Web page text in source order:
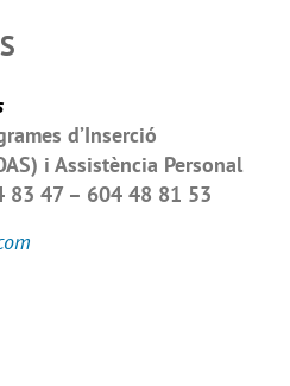
d’Inserció
i Assistència Personal
83 47 – 604 48 81 53